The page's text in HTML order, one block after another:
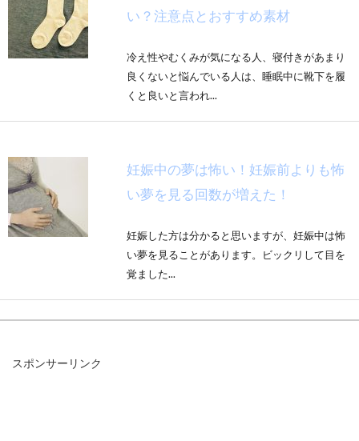
い？注意点とおすすめ素材
冷え性やむくみが気になる人、寝付きがあまり
良くないと悩んでいる人は、睡眠中に靴下を履
くと良いと言われ...
妊娠中の夢は怖い！妊娠前よりも怖
い夢を見る回数が増えた！
妊娠した方は分かると思いますが、妊娠中は怖
い夢を見ることがあります。ビックリして目を
覚ました...
スポンサーリンク